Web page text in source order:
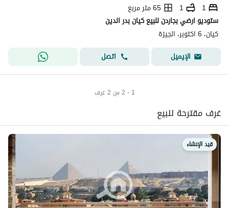
1
1
65 متر مربع
ستوديو ارضي بجاردن للبيع كيان بدر الدين
كيان، 6 اكتوبر، الجيزة
الإيميل
اتصل
1 - 2 من 2 غرف
غرف مقترحة للبيع
قيد الإنشاء